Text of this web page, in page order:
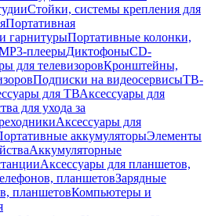
Стойки, системы крепления для
Портативная
гарнитурыПортативные колонки,
плеерыДиктофоныCD-
для телевизоровКронштейны,
Подписки на видеосервисыТВ-
для ТВАксессуары для
для ухода за
Аксессуары для
аккумуляторыЭлементы
Аккумуляторные
Аксессуары для планшетов,
планшетовЗарядные
планшетовКомпьютеры и